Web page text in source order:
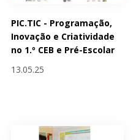
PIC.TIC - Programação,
Inovação e Criatividade
no 1.º CEB e Pré-Escolar
13.05.25